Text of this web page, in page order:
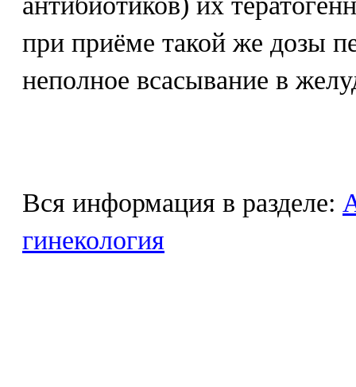
при приёме такой же дозы
неполное всасывание в
Вся информация в разделе:
гинекология